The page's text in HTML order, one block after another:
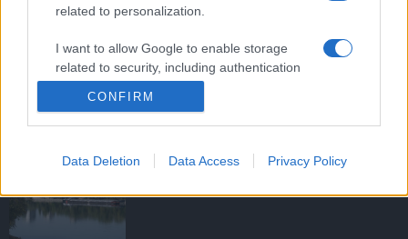
related to personalization.
I want to allow Google to enable storage
related to security, including authentication
functionality and fraud prevention, and other
user protection.
CONFIRM
Data Deletion Data Access Privacy Policy
Víztoronyba rekedt munkásokat
Megérkezett az eső a Duna